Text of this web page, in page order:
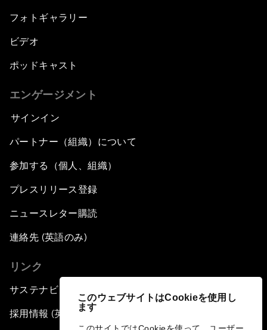
このウェブサイトはCookieを使用し
ます
フォトギャラリー
ビデオ
ポッドキャスト
エンゲージメント
サインイン
パートナー（組織）について
参加する（個人、組織）
プレスリリース登録
ニュースレター購読
連絡先 (英語のみ)
リンク
サステナビリティへの取り組み
採用情報 (英語のみ)